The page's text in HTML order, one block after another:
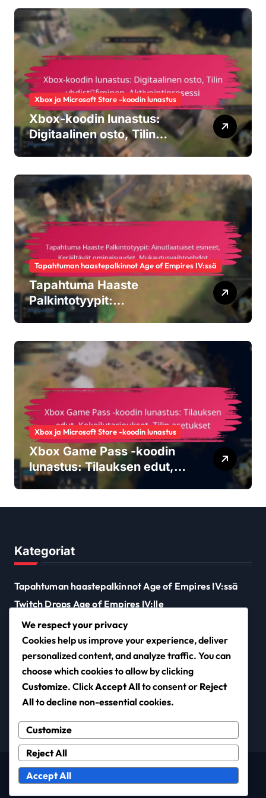
Yhteisön osallistuminen
Xbox ja Microsoft Store -koodin lunastus
Xbox-koodin lunastus:
Digitaalinen osto, Tilin
yhdistäminen,
Tapahtuman haastepalkinnot Age of Empires IV:ssä
Tapahtuma Haaste
Palkintotyypit:
Ainutlaatuiset esineet,
Mukautusvaihtoehdot
Xbox ja Microsoft Store -koodin lunastus
Xbox Game Pass -koodin
lunastus: Tilauksen edut,
Kokeilutarjoukset, Tilin
Kategoriat
Tapahtuman haastepalkinnot Age of Empires IV:ssä
Twitch Drops Age of Empires IV:lle
Xbox ja Microsoft Store -koodin lunastus
ccofbrewton.com
Copyright © All rights reserved
We respect your privacy
Cookies help us improve your experience, deliver
personalized content, and analyze traffic. You can
choose which cookies to allow by clicking
Customize. ClickAccept Allto consent or Reject
Allto decline non-essential cookies.
Customize
Reject All
Accept All